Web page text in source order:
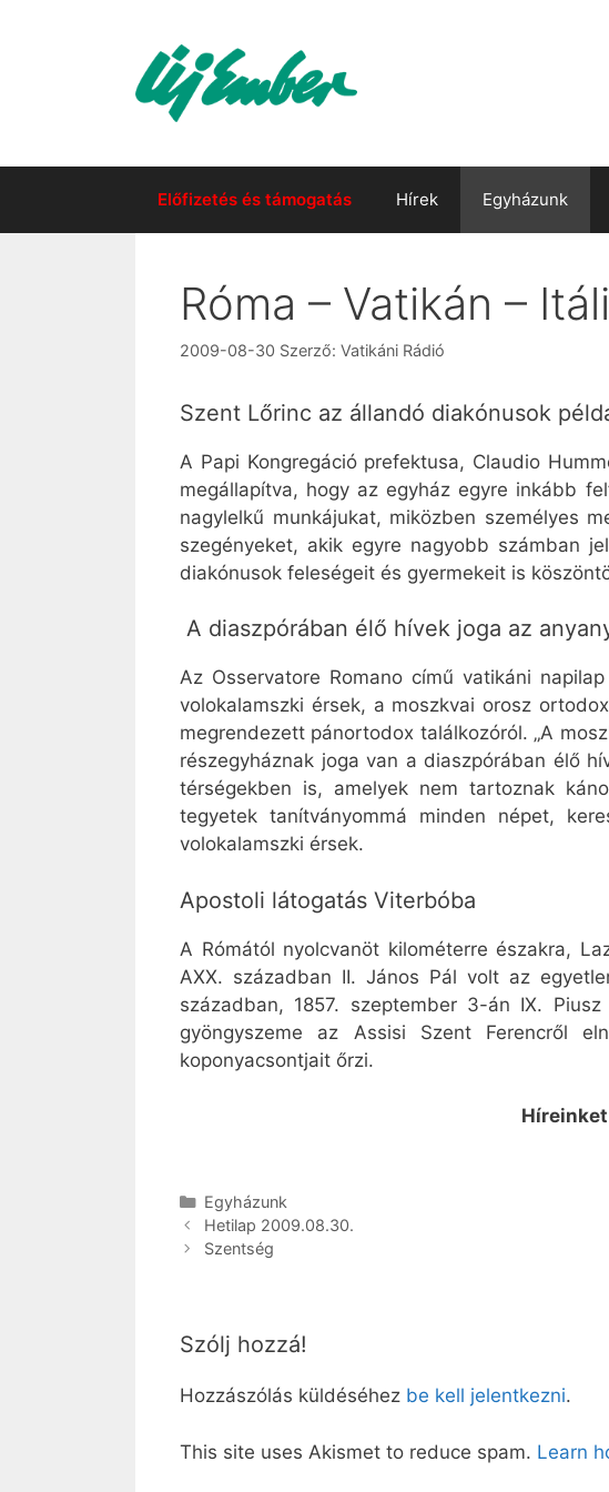
Előfizetés és támogatás Hírek Egyházunk
Róma – Vatikán –
2009-08-30 Szerző: Vatikáni Rádió
Szent Lőrinc az állandó diakónusok
A Papi Kongregáció prefektusa, Claudio
megállapítva, hogy az egyház egyre inkább
nagylelkű munkájukat, miközben személyes
szegényeket, akik egyre nagyobb számban
diakónusok feleségeit és gyermekeit is
A diaszpórában élő hívek joga az
Az Osservatore Romano című vatikáni
volokalamszki érsek, a moszkvai orosz
megrendezett pánortodox találkozóról. „A
részegyháznak joga van a diaszpórában élő
térségekben is, amelyek nem tartoznak
tegyetek tanítványommá minden népet,
volokalamszki érsek.
Apostoli látogatás Viterbóba
A Rómától nyolcvanöt kilométerre északra,
AXX. században II. János Pál volt az
században, 1857. szeptember 3-án IX.
gyöngyszeme az Assisi Szent Ferencről
koponyacsontjait őrzi.
Híreinket
Kategória
Egyházunk
Hetilap 2009.08.30.
Szentség
Szólj hozzá!
Hozzászólás küldéséhez be kell jelentkezni.
This site uses Akismet to reduce spam. Learn